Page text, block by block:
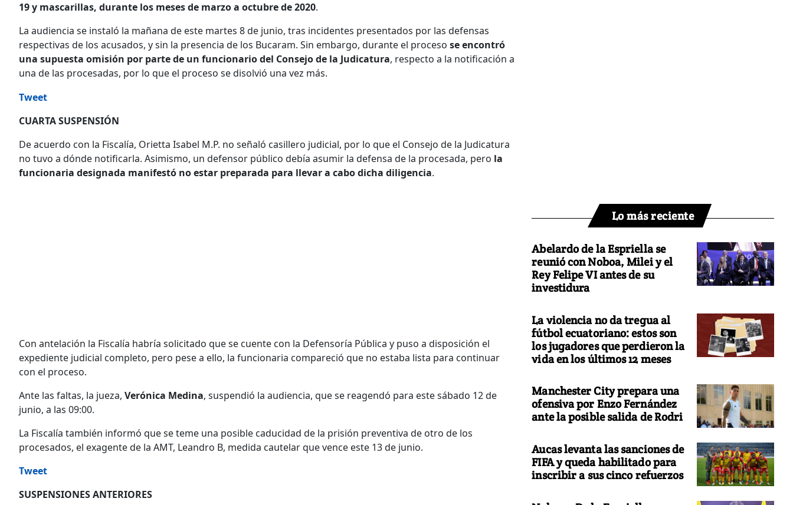
19 y mascarillas, durante los meses de marzo a octubre de 2020.
La audiencia se instaló la mañana de este martes 8 de junio, tras incidentes presentados por las defensas
respectivas de los acusados, y sin la presencia de los Bucaram. Sin embargo, durante el proceso se encontró
una supuesta omisión por parte de un funcionario del Consejo de la Judicatura, respecto a la notificación a
una de las procesadas, por lo que el proceso se disolvió una vez más.
Tweet
CUARTA SUSPENSIÓN
De acuerdo con la Fiscalía, Orietta Isabel M.P. no señaló casillero judicial, por lo que el Consejo de la Judicatura
no tuvo a dónde notificarla. Asimismo, un defensor público debía asumir la defensa de la procesada, pero la
funcionaria designada manifestó no estar preparada para llevar a cabo dicha diligencia.
Con antelación la Fiscalía habría solicitado que se cuente con la Defensoría Pública y puso a disposición el
expediente judicial completo, pero pese a ello, la funcionaria compareció que no estaba lista para continuar
con el proceso.
Ante las faltas, la jueza, Verónica Medina, suspendió la audiencia, que se reagendó para este sábado 12 de
junio, a las 09:00.
La Fiscalía también informó que se teme una posible caducidad de la prisión preventiva de otro de los
procesados, el exagente de la AMT, Leandro B, medida cautelar que vence este 13 de junio.
Tweet
SUSPENSIONES ANTERIORES
Lo más reciente
Abelardo de la Espriella se
reunió con Noboa, Milei y el
Rey Felipe VI antes de su
investidura
La violencia no da tregua al
fútbol ecuatoriano: estos son
los jugadores que perdieron la
vida en los últimos 12 meses
Manchester City prepara una
ofensiva por Enzo Fernández
ante la posible salida de Rodri
Aucas levanta las sanciones de
FIFA y queda habilitado para
inscribir a sus cinco refuerzos